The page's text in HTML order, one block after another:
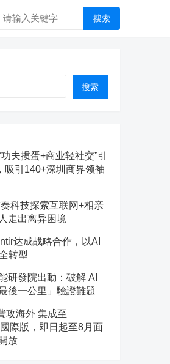
搜索
搜索
夫掼蛋+商业轻社交”引
吸引140+深圳商界领袖
科技探索互联网+相亲
走出离异困境
达成战略合作，以AI
转型
研發院出動：破解 AI
後一公里」驗證難題
攻海外 集成至
際版，即日起至8月面
放